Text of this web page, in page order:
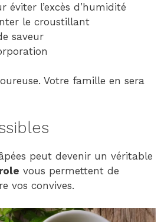
l’excès d’humidité
le croustillant
saveur
Votre famille en sera
peut devenir un véritable
vous permettent de
vos convives.